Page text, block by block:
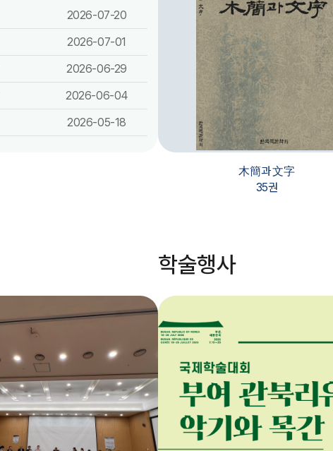
2026-07-20
2026-07-01
2026-06-29
2026-06-04
2026-05-18
木簡과 文字
35권
학술행사